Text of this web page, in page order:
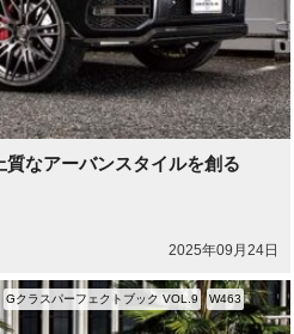
なアーバンスタイルを創る
2025年09月24日
Gクラスパーフェクトブック VOL.9 W463